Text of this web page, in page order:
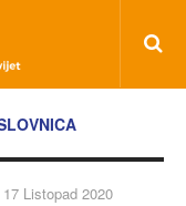
17 Listopad 2020